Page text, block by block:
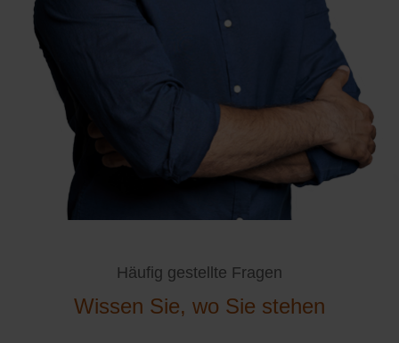
Häufig gestellte Fragen
Wissen Sie, wo Sie stehen